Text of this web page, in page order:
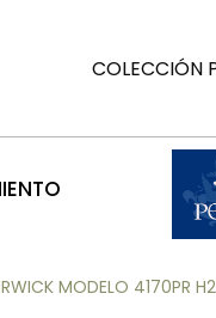
COLECCIÓN
MODELO 4170PR